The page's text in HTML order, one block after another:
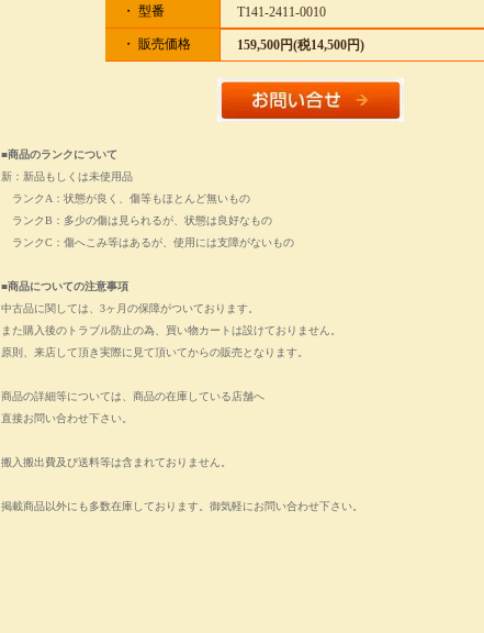
・ 型番 T141-2411-0010
・ 販売価格 159,500円(税14,500円)
■商品のランクについて
新：新品もしくは未使用品
ランクA：状態が良く、傷等もほとんど無いもの
ランクB：多少の傷は見られるが、状態は良好なもの
ランクC：傷へこみ等はあるが、使用には支障がないもの
■商品についての注意事項
中古品に関しては、3ヶ月の保障がついております。
また購入後のトラブル防止の為、買い物カートは設けておりません。
原則、来店して頂き実際に見て頂いてからの販売となります。
商品の詳細等については、商品の在庫している店舗へ
直接お問い合わせ下さい。
搬入搬出費及び送料等は含まれておりません。
掲載商品以外にも多数在庫しております。御気軽にお問い合わせ下さい。